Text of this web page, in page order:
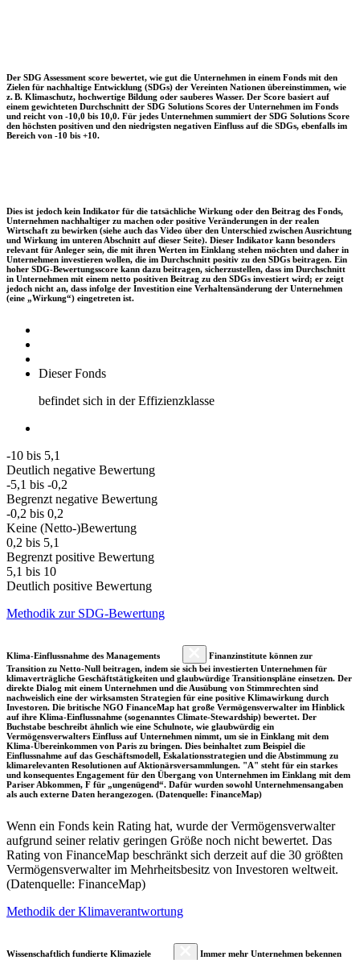
Der SDG Assessment score bewertet, wie gut die Unternehmen in einem Fonds mit den
Zielen für nachhaltige Entwicklung (SDGs) der Vereinten Nationen übereinstimmen, wie
z. B. Klimaschutz, hochwertige Bildung oder sauberes Wasser. Der Score basiert auf
einem gewichteten Durchschnitt der SDG Solutions Scores der Unternehmen im Fonds
und reicht von -10,0 bis 10,0. Für jedes Unternehmen summiert der SDG Solutions Score
den höchsten positiven und den niedrigsten negativen Einfluss auf die SDGs, ebenfalls im
Bereich von -10 bis +10.
Dies ist jedoch kein Indikator für die tatsächliche Wirkung oder den Beitrag des Fonds,
Unternehmen nachhaltiger zu machen oder positive Veränderungen in der realen
Wirtschaft zu bewirken (siehe auch das Video über den Unterschied zwischen Ausrichtung
und Wirkung im unteren Abschnitt auf dieser Seite). Dieser Indikator kann besonders
relevant für Anleger sein, die mit ihren Werten im Einklang stehen möchten und daher in
Unternehmen investieren wollen, die im Durchschnitt positiv zu den SDGs beitragen. Ein
hoher SDG-Bewertungsscore kann dazu beitragen, sicherzustellen, dass im Durchschnitt
in Unternehmen mit einem netto positiven Beitrag zu den SDGs investiert wird; er zeigt
jedoch nicht an, dass infolge der Investition eine Verhaltensänderung der Unternehmen
(eine „Wirkung“) eingetreten ist.
Dieser Fonds
befindet sich in der Effizienzklasse
-10 bis 5,1
Deutlich negative Bewertung
-5,1 bis -0,2
Begrenzt negative Bewertung
-0,2 bis 0,2
Keine (Netto-)Bewertung
0,2 bis 5,1
Begrenzt positive Bewertung
5,1 bis 10
Deutlich positive Bewertung
Methodik zur SDG-Bewertung
Klima-Einflussnahme des Managements
Finanzinstitute können zur
Transition zu Netto-Null beitragen, indem sie sich bei investierten Unternehmen für
klimaverträgliche Geschäftstätigkeiten und glaubwürdige Transitionspläne einsetzen. Der
direkte Dialog mit einem Unternehmen und die Ausübung von Stimmrechten sind
nachweislich eine der wirksamsten Strategien für eine positive Klimawirkung durch
Investoren. Die britische NGO FinanceMap hat große Vermögensverwalter im Hinblick
auf ihre Klima-Einflussnahme (sogenanntes Climate-Stewardship) bewertet. Der
Buchstabe beschreibt ähnlich wie eine Schulnote, wie glaubwürdig ein
Vermögensverwalters Einfluss auf Unternehmen nimmt, um sie in Einklang mit dem
Klima-Übereinkommen von Paris zu bringen. Dies beinhaltet zum Beispiel die
Einflussnahme auf das Geschäftsmodell, Eskalationsstrategien und die Abstimmung zu
klimarelevanten Resolutionen auf Aktionärsversammlungen. "A" steht für ein starkes
und konsequentes Engagement für den Übergang von Unternehmen im Einklang mit dem
Pariser Abkommen, F für „ungenügend“. Dafür wurden sowohl Unternehmensangaben
als auch externe Daten herangezogen. (Datenquelle: FinanceMap)
Wenn ein Fonds kein Rating hat, wurde der Vermögensverwalter
aufgrund seiner relativ geringen Größe noch nicht bewertet. Das
Rating von FinanceMap beschränkt sich derzeit auf die 30 größten
Vermögensverwalter im Mehrheitsbesitz von Investoren weltweit.
(Datenquelle: FinanceMap)
Methodik der Klimaverantwortung
Wissenschaftlich fundierte Klimaziele
Immer mehr Unternehmen bekennen